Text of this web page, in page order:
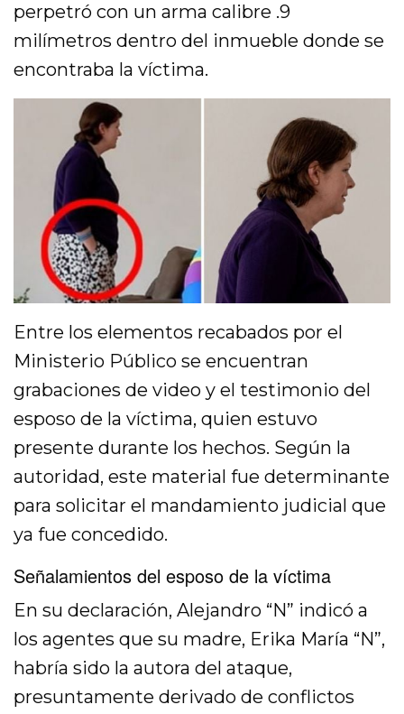
perpetró con un arma calibre .9
milímetros dentro del inmueble donde se
encontraba la víctima.
Entre los elementos recabados por el
Ministerio Público se encuentran
grabaciones de video y el testimonio del
esposo de la víctima, quien estuvo
presente durante los hechos. Según la
autoridad, este material fue determinante
para solicitar el mandamiento judicial que
ya fue concedido.
Señalamientos del esposo de la víctima
En su declaración, Alejandro “N” indicó a
los agentes que su madre, Erika María “N”,
habría sido la autora del ataque,
presuntamente derivado de conflictos